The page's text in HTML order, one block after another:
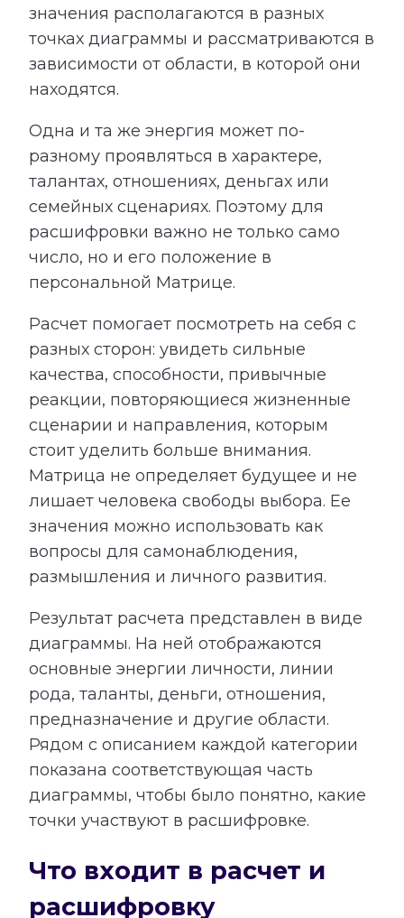
значения располагаются в разных
точках диаграммы и рассматриваются в
зависимости от области, в которой они
находятся.
Одна и та же энергия может по-
разному проявляться в характере,
талантах, отношениях, деньгах или
семейных сценариях. Поэтому для
расшифровки важно не только само
число, но и его положение в
персональной Матрице.
Расчет помогает посмотреть на себя с
разных сторон: увидеть сильные
качества, способности, привычные
реакции, повторяющиеся жизненные
сценарии и направления, которым
стоит уделить больше внимания.
Матрица не определяет будущее и не
лишает человека свободы выбора. Ее
значения можно использовать как
вопросы для самонаблюдения,
размышления и личного развития.
Результат расчета представлен в виде
диаграммы. На ней отображаются
основные энергии личности, линии
рода, таланты, деньги, отношения,
предназначение и другие области.
Рядом с описанием каждой категории
показана соответствующая часть
диаграммы, чтобы было понятно, какие
точки участвуют в расшифровке.
Что входит в расчет и
расшифровку